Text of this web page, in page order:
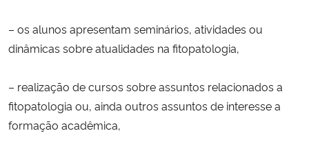
– os alunos apresentam seminários, atividades ou
dinâmicas sobre atualidades na fitopatologia,
– realização de cursos sobre assuntos relacionados a
fitopatologia ou, ainda outros assuntos de interesse a
formação acadêmica,